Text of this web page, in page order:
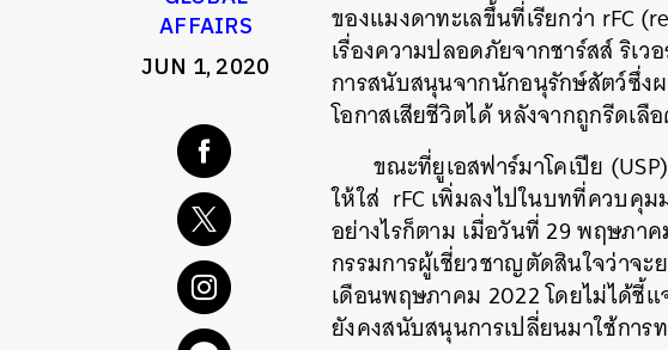
AFFAIRS
JUN 1, 2020
ของแมงดาทะเลขึ้นที่เรียกว่า rFC
เรื่องความปลอดภัยจากชาร์สส์ ริเ
การสนับสนุนจากนักอนุรักษ์สัตว์ซึ่ง
โอกาสเสียชีวิตได้ หลังจากถูกรีดเ
ขณะที่ยูเอสฟาร์มาโคเปีย
ให้ใส่ rFC เพิ่มลงไปในบทที่ควบคุม
อย่างไรก็ตาม เมื่อวันที่ 29 พฤษภา
กรรมการผู้เชี่ยวชาญตัดสินใจว่าจะ
เดือนพฤษภาคม 2022 โดยไม่ได้ชี้
ยังคงสนับสนุนการเปลี่ยนมาใช้การ